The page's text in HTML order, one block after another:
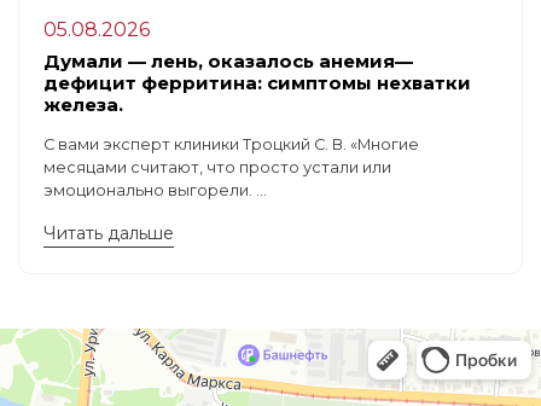
05.08.2026
Думали — лень, оказалось анемия—
дефицит ферритина: симптомы нехватки
железа.
С вами эксперт клиники Троцкий С. В. «Многие
месяцами считают, что просто устали или
эмоционально выгорели. ...
Читать дальше